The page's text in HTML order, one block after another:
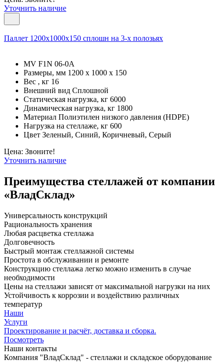
Уточнить наличие
Паллет 1200х1000х150 сплошн на 3-х полозьях
MV F1N 06-0A
Размеры, мм 1200 x 1000 x 150
Вес , кг 16
Внешний вид Сплошной
Статическая нагрузка, кг 6000
Динамическая нагрузка, кг 1800
Материал Полиэтилен низкого давления (HDPE)
Нагрузка на стеллаже, кг 600
Цвет Зеленый, Синий, Коричневый, Серый
Цена: Звоните!
Уточнить наличие
Преимущества стеллажей от компании
«ВладСклад»
Универсальность конструкций
Рациональность хранения
Любая расцветка стеллажа
Долговечность
Быстрый монтаж стеллажной системы
Простота в обслуживании и ремонте
Конструкцию стеллажа легко можно изменить в случае
необходимости
Цены на стеллажи зависят от максимальной нагрузки на них
Устойчивость к коррозии и воздействию различных
температур
Наши
Услуги
Проектирование и расчёт, доставка и сборка.
Посмотреть
Наши контакты
Компания "ВладСклад" - стеллажи и складское оборудование